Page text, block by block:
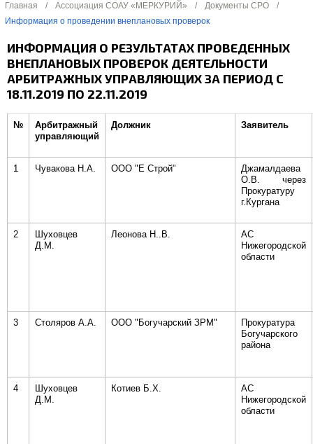
Главная / Ассоциация СОАУ «МЕРКУРИЙ» / Документы СРО
/
Информация о проведении внеплановых проверок
ИНФОРМАЦИЯ О РЕЗУЛЬТАТАХ ПРОВЕДЕННЫХ
ВНЕПЛАНОВЫХ ПРОВЕРОК ДЕЯТЕЛЬНОСТИ
АРБИТРАЖНЫХ УПРАВЛЯЮЩИХ ЗА ПЕРИОД С
18.11.2019 ПО 22.11.2019
№
Арбитражный
управляющий
Должник Заявитель
1 Чувакова Н.А. ООО "Е Строй"
Джамалдаева
О.В. через
Прокуратуру
г.Кургана
2
Шуховцев
Д.М.
Леонова Н..В.
АС
Нижегородской
области
3 Столяров А.А. ООО "Богучарский ЗРМ"
Прокуратура
Богучарского
района
4
Шуховцев
Д.М.
Котиев Б.Х.
АС
Нижегородской
области